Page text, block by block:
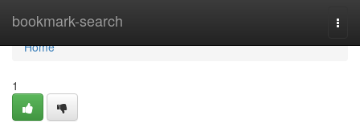
bookmark-search
Home
Home
1